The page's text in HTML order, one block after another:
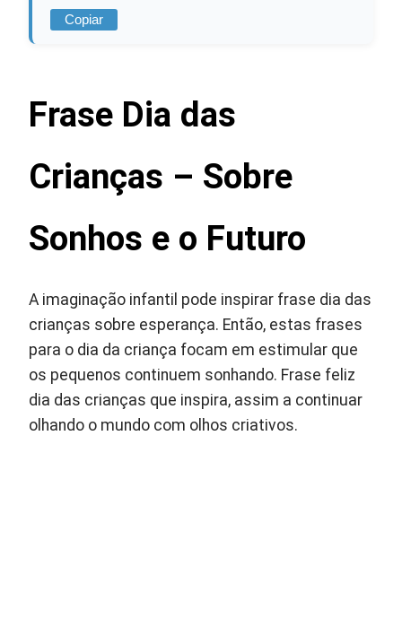
Copiar
Frase Dia das
Crianças – Sobre
Sonhos e o Futuro
A imaginação infantil pode inspirar frase dia das
crianças sobre esperança. Então, estas frases
para o dia da criança focam em estimular que
os pequenos continuem sonhando. Frase feliz
dia das crianças que inspira, assim a continuar
olhando o mundo com olhos criativos.